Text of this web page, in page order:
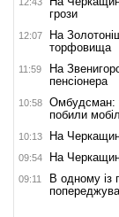
грози
12:07
На
торфовища
11:59
На
пенсіонера
10:58
Омбудсман:
побили
10:13 На
09:54 На
09:11
В одному із